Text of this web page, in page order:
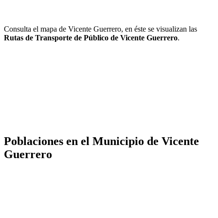
Consulta el mapa de Vicente Guerrero, en éste se visualizan las
Rutas de Transporte de Público de Vicente Guerrero.
Poblaciones en el Municipio de Vicente
Guerrero